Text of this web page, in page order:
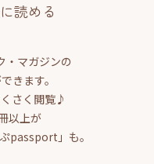
読める
・マガジンの
きます。
さく閲覧♪
以上が
passport」も。